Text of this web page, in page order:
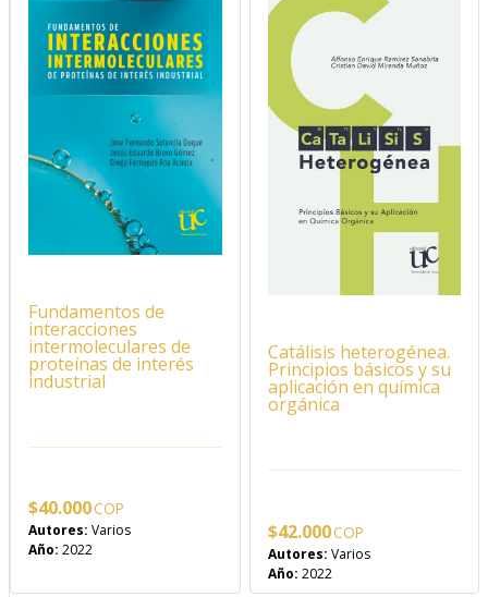
Fundamentos de
interacciones
intermoleculares de
proteínas de interés
industrial
$40.000
Autores: Varios
Año: 2022
Catálisis heterogénea.
Principios básicos y su
aplicación en química
orgánica
$42.000
Autores: Varios
Año: 2022